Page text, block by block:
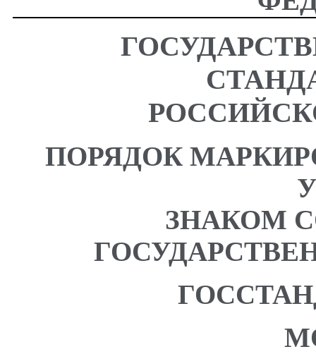
ПОРЯДОК
ЗНАКОМ